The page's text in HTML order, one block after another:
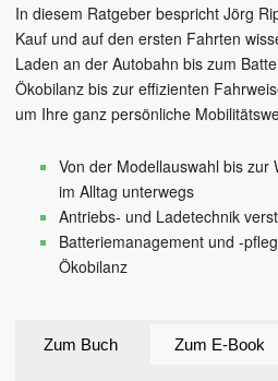
In diesem Ratgeber bespricht Jörg
Kauf und auf den ersten Fahrten
Laden an der Autobahn bis zum
Ökobilanz bis zur effizienten
um Ihre ganz persönliche
Von der Modellauswahl bis zur
im Alltag unterwegs
Antriebs- und Ladetechnik
Batteriemanagement und -
Ökobilanz
Zum Buch Zum E-Book